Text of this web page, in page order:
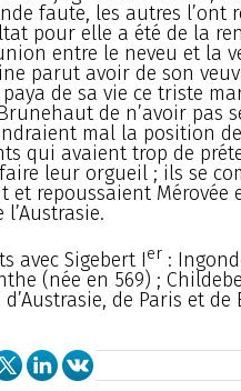
faute, les autres l’ont
pour elle a été de la
entre le neveu et la
parut avoir de son
de sa vie ce triste
de n’avoir pas
mal la position
qui avaient trop de
leur orgueil ; ils se
et repoussaient Mérovée
avec Sigebert Ier :
(née en 569) ;
de Paris et de